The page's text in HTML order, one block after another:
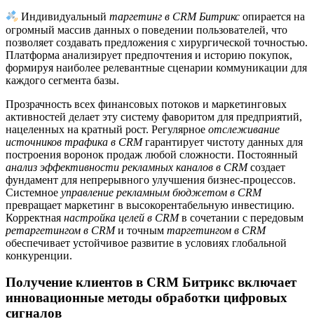
Индивидуальныйтаргетинг в CRM Битрикс опирается на
огромный массив данных о поведении пользователей, что
позволяет создавать предложения с хирургической точностью.
Платформа анализирует предпочтения и историю покупок,
формируя наиболее релевантные сценарии коммуникации для
каждого сегмента базы.
Прозрачность всех финансовых потоков и маркетинговых
активностей делает эту систему фаворитом для предприятий,
нацеленных на кратный рост. Регулярное отслеживание
источников трафика в CRMгарантирует чистоту данных для
построения воронок продаж любой сложности. Постоянный
анализ эффективности рекламных каналов в CRMсоздает
фундамент для непрерывного улучшения бизнес-процессов.
Системное управление рекламным бюджетом в CRM
превращает маркетинг в высокорентабельную инвестицию.
Корректная настройка целей в CRMв сочетании с передовым
ретаргетингом в CRMи точным таргетингом в CRM
обеспечивает устойчивое развитие в условиях глобальной
конкуренции.
Получение клиентов в CRM Битрикс включает
инновационные методы обработки цифровых
сигналов